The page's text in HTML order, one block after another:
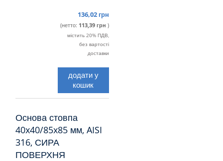
136,02 грн
(нетто: 113,39 грн )
містить 20% ПДВ,
без вартості
доставки
додати у
кошик
Основа стовпа
40x40/85x85 мм, AISI
316, СИРА
ПОВЕРХНЯ